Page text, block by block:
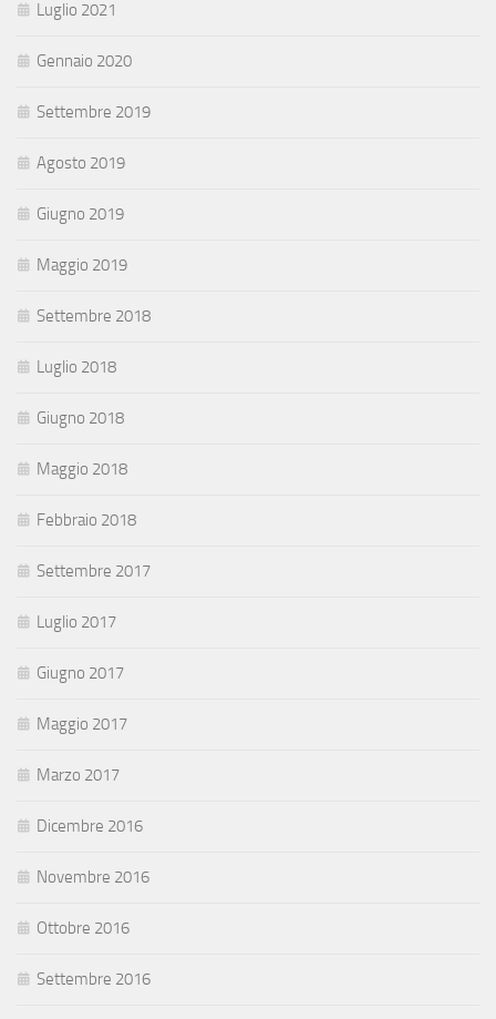
Luglio 2021
Gennaio 2020
Settembre 2019
Agosto 2019
Giugno 2019
Maggio 2019
Settembre 2018
Luglio 2018
Giugno 2018
Maggio 2018
Febbraio 2018
Settembre 2017
Luglio 2017
Giugno 2017
Maggio 2017
Marzo 2017
Dicembre 2016
Novembre 2016
Ottobre 2016
Settembre 2016